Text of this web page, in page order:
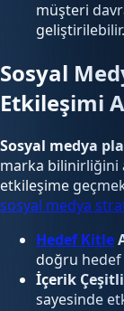
müşteri
geliştirilebilir.
Sosyal
Etkileşimi
Sosyal medya
marka bilinirliğini
etkileşime
sosyal medya
Hedef Kitle
doğru hedef
İçerik
sayesinde